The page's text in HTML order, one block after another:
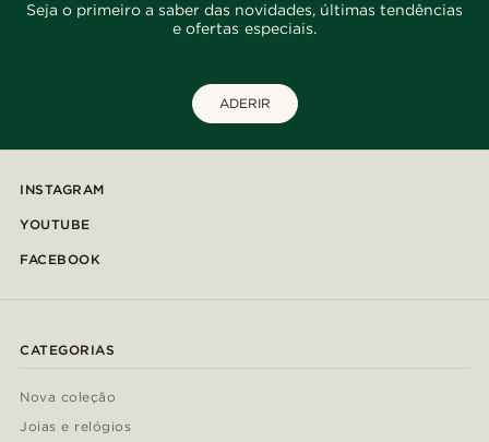
Seja o primeiro a saber das novidades, últimas tendências
e ofertas especiais.
ADERIR
INSTAGRAM
YOUTUBE
FACEBOOK
CATEGORIAS
Nova coleção
Joias e relógios